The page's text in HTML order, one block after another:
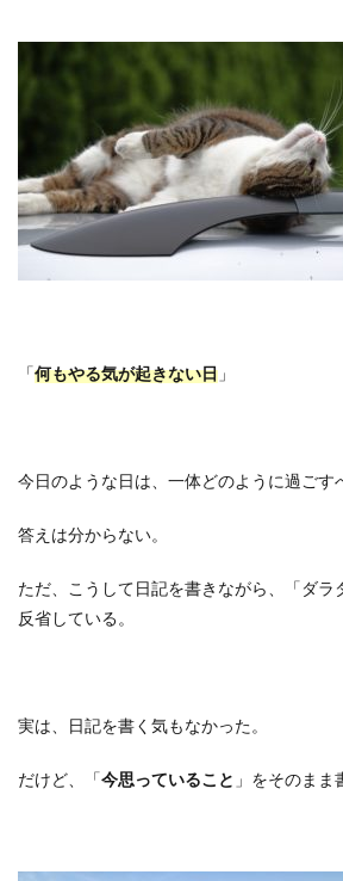
「何もやる気が起きない日 」
今日のような日は、一体どのように過ごす
答えは分からない。
ただ、こうして日記を書きながら、「ダラ
反省している。
実は、日記を書く気もなかった。
だけど、「今思っていること 」をそのまま